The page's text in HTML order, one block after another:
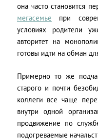
она часто становится
мегасемье при
условиях родители
авторитет на
готовы идти на обман
Примерно то же
старого и почти
коллеги все чаще
внутри одной
продвижение по
подогреваемые